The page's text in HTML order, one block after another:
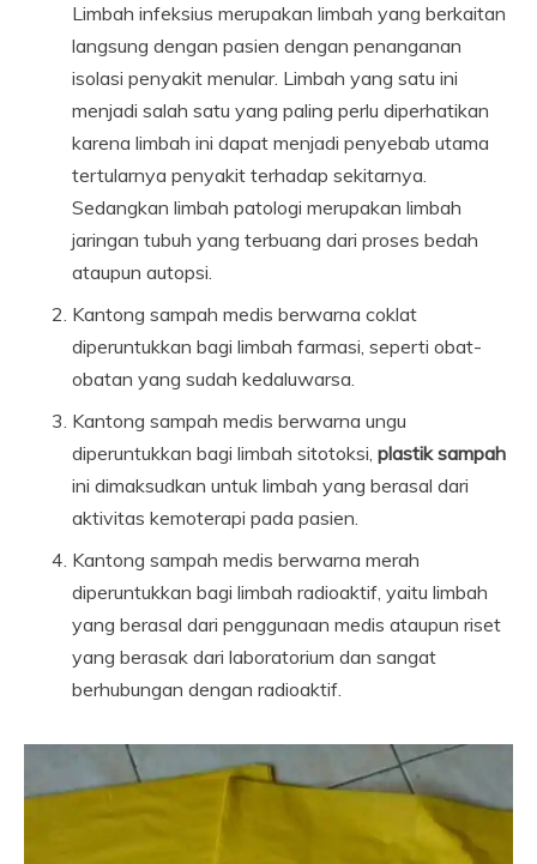
Limbah infeksius merupakan limbah yang berkaitan
langsung dengan pasien dengan penanganan
isolasi penyakit menular. Limbah yang satu ini
menjadi salah satu yang paling perlu diperhatikan
karena limbah ini dapat menjadi penyebab utama
tertularnya penyakit terhadap sekitarnya.
Sedangkan limbah patologi merupakan limbah
jaringan tubuh yang terbuang dari proses bedah
ataupun autopsi.
Kantong sampah medis berwarna coklat
diperuntukkan bagi limbah farmasi, seperti obat-
obatan yang sudah kedaluwarsa.
Kantong sampah medis berwarna ungu
diperuntukkan bagi limbah sitotoksi, plastik sampah
ini dimaksudkan untuk limbah yang berasal dari
aktivitas kemoterapi pada pasien.
Kantong sampah medis berwarna merah
diperuntukkan bagi limbah radioaktif, yaitu limbah
yang berasal dari penggunaan medis ataupun riset
yang berasak dari laboratorium dan sangat
berhubungan dengan radioaktif.